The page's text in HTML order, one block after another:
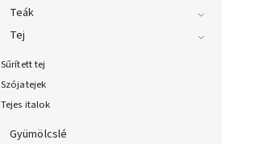
Teák
Tej
Sűrített tej
Szójatejek
Tejes italok
Gyümölcslé